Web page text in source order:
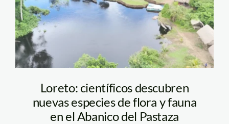
Loreto: científicos descubren
nuevas especies de flora y fauna
en el Abanico del Pastaza